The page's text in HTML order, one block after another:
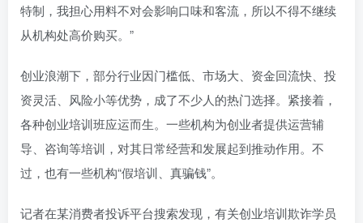
特制，我担心用料不对会影响口味和客流，所以不得不继续
从机构处高价购买。”
创业浪潮下，部分行业因门槛低、市场大、资金回流快、投
资灵活、风险小等优势，成了不少人的热门选择。紧接着，
各种创业培训班应运而生。一些机构为创业者提供运营辅
导、咨询等培训，对其日常经营和发展起到推动作用。不
过，也有一些机构“假培训、真骗钱”。
记者在某消费者投诉平台搜索发现，有关创业培训欺诈学员